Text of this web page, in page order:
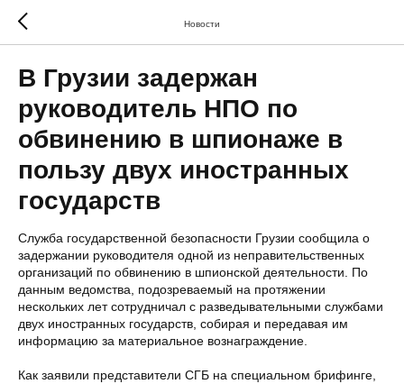
Новости
В Грузии задержан
руководитель НПО по
обвинению в шпионаже в
пользу двух иностранных
государств
Служба государственной безопасности Грузии сообщила о
задержании руководителя одной из неправительственных
организаций по обвинению в шпионской деятельности. По
данным ведомства, подозреваемый на протяжении
нескольких лет сотрудничал с разведывательными службами
двух иностранных государств, собирая и передавая им
информацию за материальное вознаграждение.
Как заявили представители СГБ на специальном брифинге,